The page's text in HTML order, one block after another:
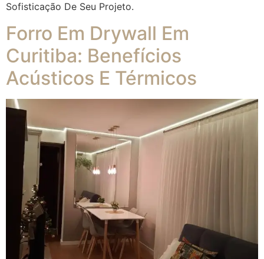
Sofisticação De Seu Projeto.
Forro Em Drywall Em
Curitiba: Benefícios
Acústicos E Térmicos